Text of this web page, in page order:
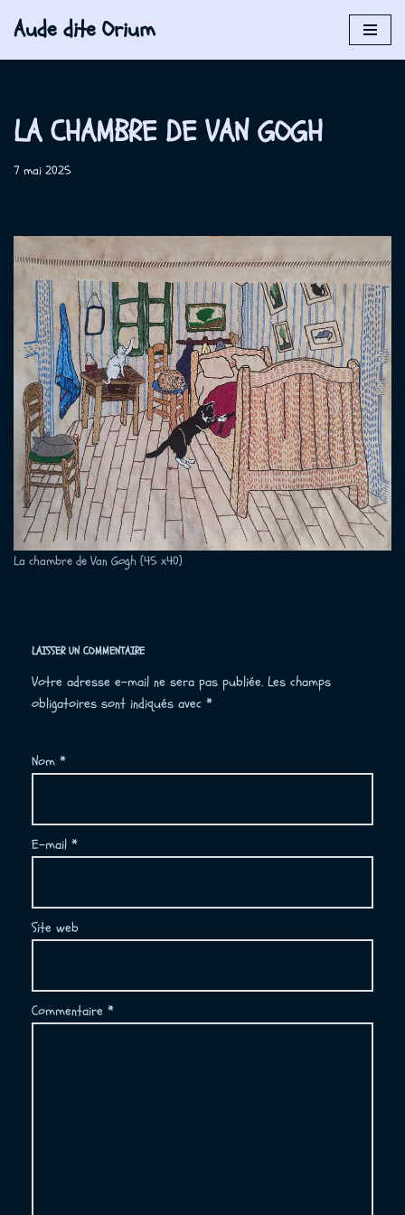
Aude dite Orium
LA CHAMBRE DE VAN GOGH
7 mai 2025
La chambre de Van Gogh (45 x40)
LAISSER UN COMMENTAIRE
Votre adresse e-mail ne sera pas publiée. Les champs
obligatoires sont indiqués avec *
Nom *
E-mail *
Site web
Commentaire *